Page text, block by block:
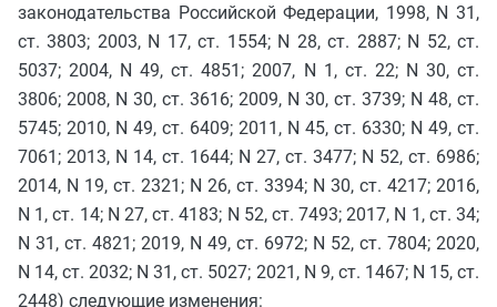
законодательства Российской Федерации, 1998, N 31,
ст. 3803; 2003, N 17, ст. 1554; N 28, ст. 2887; N 52, ст.
5037; 2004, N 49, ст. 4851; 2007, N 1, ст. 22; N 30, ст.
3806; 2008, N 30, ст. 3616; 2009, N 30, ст. 3739; N 48, ст.
5745; 2010, N 49, ст. 6409; 2011, N 45, ст. 6330; N 49, ст.
7061; 2013, N 14, ст. 1644; N 27, ст. 3477; N 52, ст. 6986;
2014, N 19, ст. 2321; N 26, ст. 3394; N 30, ст. 4217; 2016,
N 1, ст. 14; N 27, ст. 4183; N 52, ст. 7493; 2017, N 1, ст. 34;
N 31, ст. 4821; 2019, N 49, ст. 6972; N 52, ст. 7804; 2020,
N 14, ст. 2032; N 31, ст. 5027; 2021, N 9, ст. 1467; N 15, ст.
2448) следующие изменения: